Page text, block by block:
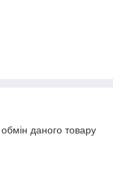
даного товару